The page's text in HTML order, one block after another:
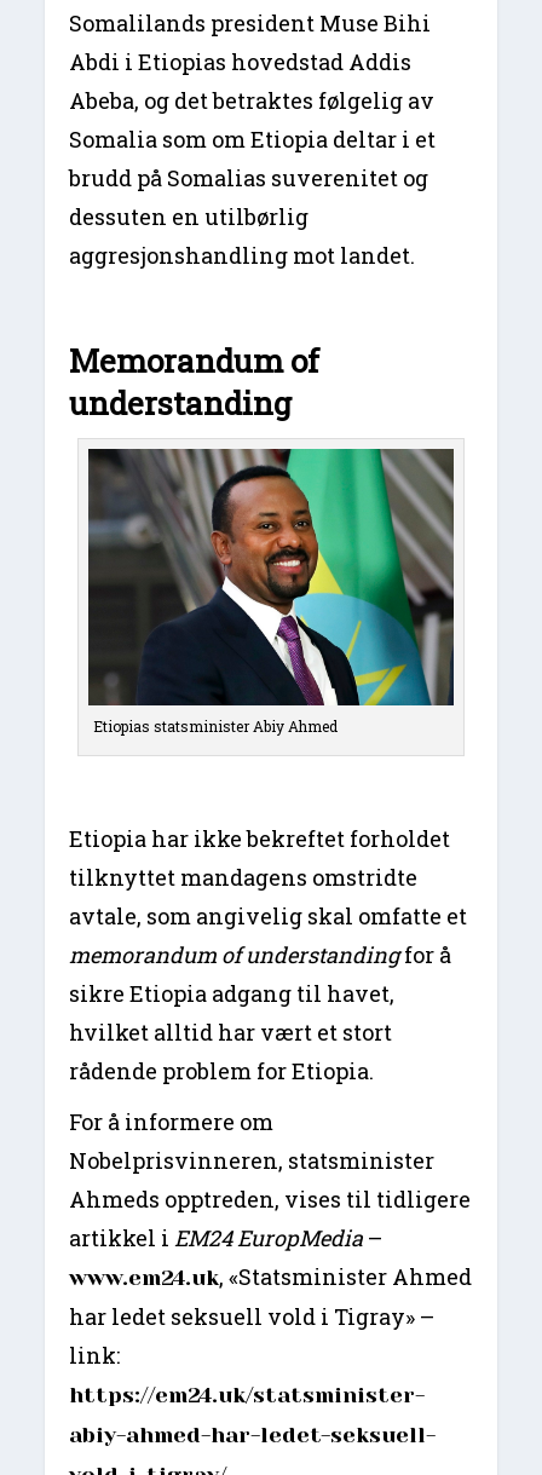
Somalilands president Muse Bihi
Abdi i Etiopias hovedstad Addis
Abeba, og det betraktes følgelig av
Somalia som om Etiopia deltar i et
brudd på Somalias suverenitet og
dessuten en utilbørlig
aggresjonshandling mot landet.
Memorandum of
understanding
Etiopias statsminister Abiy Ahmed
Etiopia har ikke bekreftet forholdet
tilknyttet mandagens omstridte
avtale, som angivelig skal omfatte et
memorandum of understandingfor å
sikre Etiopia adgang til havet,
hvilket alltid har vært et stort
rådende problem for Etiopia.
For å informere om
Nobelprisvinneren, statsminister
Ahmeds opptreden, vises til tidligere
artikkel iEM24 EuropMedia –
www.em24.uk, «Statsminister Ahmed
har ledet seksuell vold i Tigray» –
link:
https://em24.uk/statsminister-
abiy-ahmed-har-ledet-seksuell-